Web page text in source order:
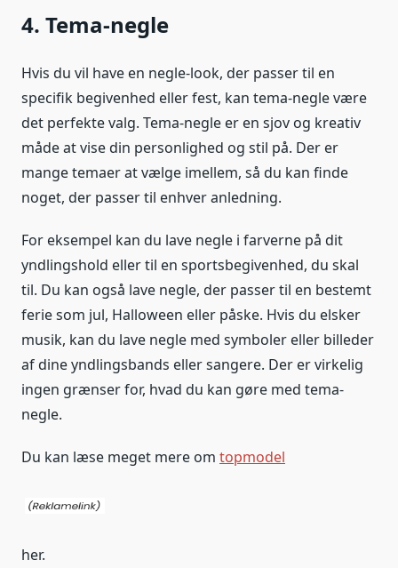
4. Tema-negle
Hvis du vil have en negle-look, der passer til en
specifik begivenhed eller fest, kan tema-negle være
det perfekte valg. Tema-negle er en sjov og kreativ
måde at vise din personlighed og stil på. Der er
mange temaer at vælge imellem, så du kan finde
noget, der passer til enhver anledning.
For eksempel kan du lave negle i farverne på dit
yndlingshold eller til en sportsbegivenhed, du skal
til. Du kan også lave negle, der passer til en bestemt
ferie som jul, Halloween eller påske. Hvis du elsker
musik, kan du lave negle med symboler eller billeder
af dine yndlingsbands eller sangere. Der er virkelig
ingen grænser for, hvad du kan gøre med tema-
negle.
Du kan læse meget mere om topmodel
her.